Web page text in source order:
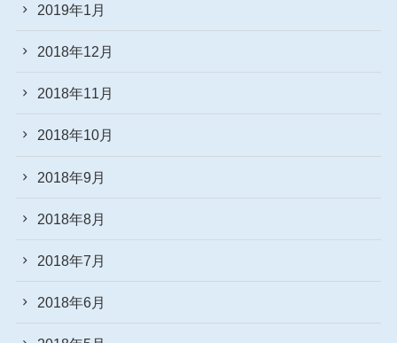
2019年1月
2018年12月
2018年11月
2018年10月
2018年9月
2018年8月
2018年7月
2018年6月